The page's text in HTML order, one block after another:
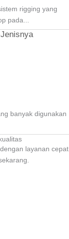
rigging yang
pada...
banyak digunakan
layanan cepat